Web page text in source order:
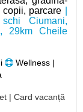
parcare
Ciumani,
29km Cheile
Wellness |
| Card vacanță